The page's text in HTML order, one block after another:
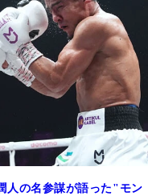
人の名参謀が語った"モン